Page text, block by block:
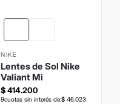
NIKE
Lentes de Sol Nike
Valiant Mi
$414.200
9cuotas sin interés de:$ 46023